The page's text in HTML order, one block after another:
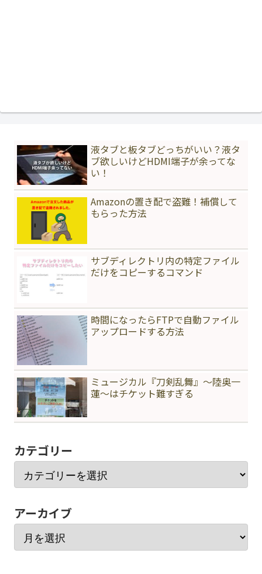
液タブと板タブどっちがいい？液タ
ブ欲しいけどHDMI端子が余ってな
い！
Amazonの置き配で盗難！補償して
もらった方法
サブディレクトリ内の特定ファイル
だけをコピーするコマンド
時間になったらFTPで自動ファイル
アップロードする方法
ミュージカル『刀剣乱舞』〜陸奥一
蓮〜はチケット難すぎる
カテゴリー
アーカイブ